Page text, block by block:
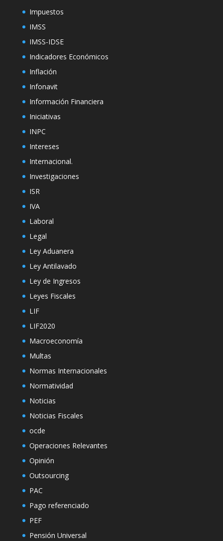
Impuestos
IMSS
IMSS-IDSE
Indicadores Económicos
Inflación
Infonavit
Información Financiera
Iniciativas
INPC
Intereses
Internacional.
Investigaciones
ISR
IVA
Laboral
Legal
Ley Aduanera
Ley Antilavado
Ley de Ingresos
Leyes Fiscales
LIF
LIF2020
Macroeconomía
Multas
Normas Internacionales
Normatividad
Noticias
Noticias Fiscales
ocde
Operaciones Relevantes
Opinión
Outsourcing
PAC
Pago referenciado
PEF
Pensión Universal